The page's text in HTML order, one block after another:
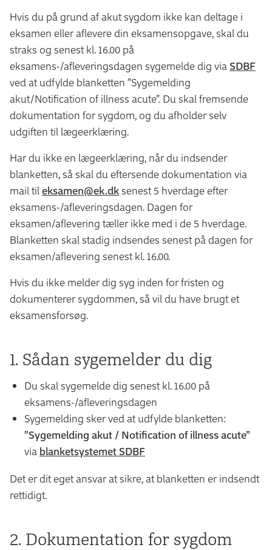
Hvis du på grund af akut sygdom ikke kan deltage i
eksamen eller aflevere din eksamensopgave, skal du
straks og senest kl. 16.00 på
eksamens-/afleveringsdagen sygemelde dig via SDBF
ved at udfylde blanketten ”Sygemelding
akut/Notification of illness acute”. Du skal fremsende
dokumentation for sygdom, og du afholder selv
udgiften til lægeerklæring.
Har du ikke en lægeerklæring, når du indsender
blanketten, så skal du eftersende dokumentation via
mail til eksamen@ek.dksenest 5 hverdage efter
eksamens-/afleveringsdagen. Dagen for
eksamen/aflevering tæller ikke med i de 5 hverdage.
Blanketten skal stadig indsendes senest på dagen for
eksamen/aflevering senest kl. 16.00.
Hvis du ikke melder dig syg inden for fristen og
dokumenterer sygdommen, så vil du have brugt et
eksamensforsøg.
1. Sådan sygemelder du dig
Du skal sygemelde dig senest kl. 16.00 på
eksamens-/afleveringsdagen
Sygemelding sker ved at udfylde blanketten:
”Sygemelding akut / Notification of illness acute”
via blanketsystemet SDBF
Det er dit eget ansvar at sikre, at blanketten er indsendt
rettidigt.
2. Dokumentation for sygdom